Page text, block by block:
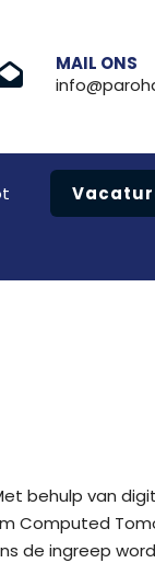
MAIL ONS
behulp van
Computed
de ingreep